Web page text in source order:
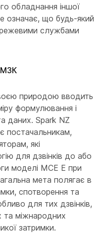
обладнання іншої
означає, що будь-який
службами
природою вводить
формулювання і
даних. Spark NZ
постачальникам,
які
для дзвінків до або
моделі МСЕ Е при
мета полягає в
спотворення та
для тих дзвінків,
та міжнародних
затримки.